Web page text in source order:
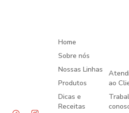
Home
Sobre nós
Nossas Linhas
Produtos
Dicas e
Receitas
ao